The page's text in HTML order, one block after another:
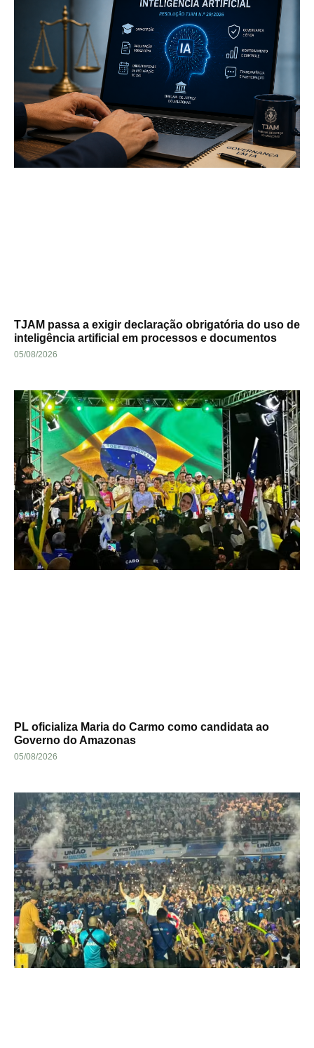
TJAM passa a exigir declaração obrigatória do uso de
inteligência artificial em processos e documentos
05/08/2026
PL oficializa Maria do Carmo como candidata ao
Governo do Amazonas
05/08/2026